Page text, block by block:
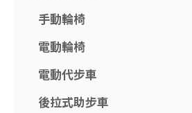
手動輪椅
電動輪椅
電動代步車
後拉式助步車